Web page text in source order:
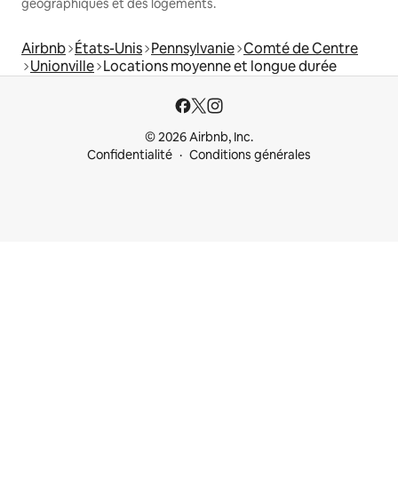
géographiques et des logements.
Airbnb États-Unis Pennsylvanie Comté de Centre
Unionville Locations moyenne et longue durée
© 2026 Airbnb, Inc.
Confidentialité
Conditions générales